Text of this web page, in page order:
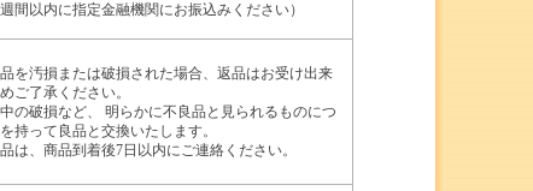
週間以内に指定金融機関にお振込みください）
を汚損または破損された場合、返品はお受け出来
ご了承ください。
の破損など、 明らかに不良品と見られるものにつ
持って良品と交換いたします。
は、商品到着後7日以内にご連絡ください。